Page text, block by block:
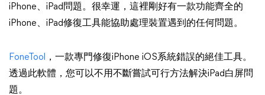
iPhone、iPad問題。很幸運，這裡剛好有一款功能齊全的
iPhone、iPad修復工具能協助處理裝置遇到的任何問題。
FoneTool
，一款專門修復iPhone iOS系統錯誤的絕佳工具。
透過此軟體，您可以不用不斷嘗試可行方法解決iPad白屏問
題。